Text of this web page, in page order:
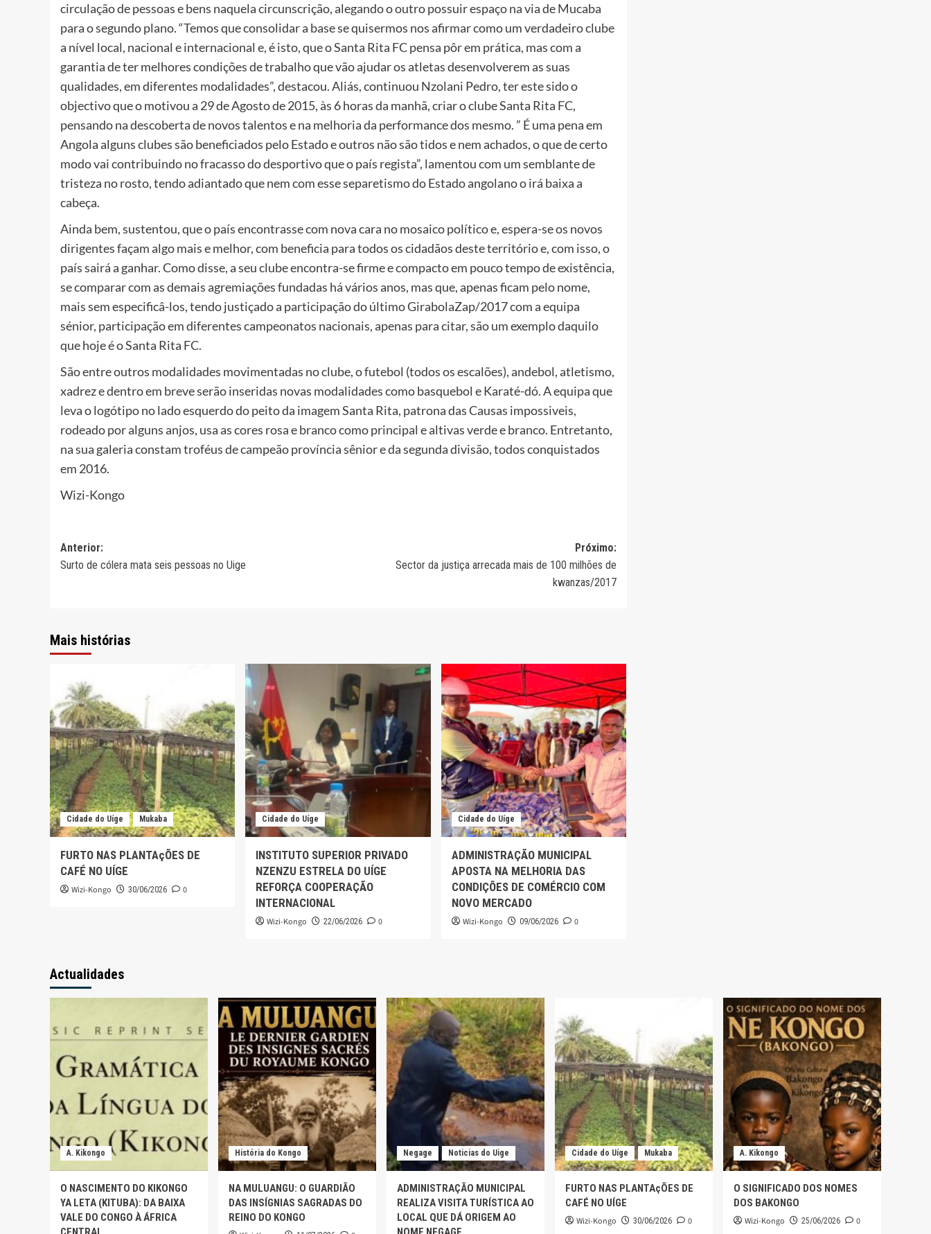
circulação de pessoas e bens naquela circunscrição, alegando o outro possuir espaço na via de Mucaba
para o segundo plano. “Temos que consolidar a base se quisermos nos afirmar como um verdadeiro clube
a nível local, nacional e internacional e, é isto, que o Santa Rita FC pensa pôr em prática, mas com a
garantia de ter melhores condições de trabalho que vão ajudar os atletas desenvolverem as suas
qualidades, em diferentes modalidades”, destacou. Aliás, continuou Nzolani Pedro, ter este sido o
objectivo que o motivou a 29 de Agosto de 2015, às 6 horas da manhã, criar o clube Santa Rita FC,
pensando na descoberta de novos talentos e na melhoria da performance dos mesmo. ” É uma pena em
Angola alguns clubes são beneficiados pelo Estado e outros não são tidos e nem achados, o que de certo
modo vai contribuindo no fracasso do desportivo que o país regista”, lamentou com um semblante de
tristeza no rosto, tendo adiantado que nem com esse separetismo do Estado angolano o irá baixa a
cabeça.
Ainda bem, sustentou, que o país encontrasse com nova cara no mosaico político e, espera-se os novos
dirigentes façam algo mais e melhor, com beneficia para todos os cidadãos deste território e, com isso, o
país sairá a ganhar. Como disse, a seu clube encontra-se firme e compacto em pouco tempo de existência,
se comparar com as demais agremiações fundadas há vários anos, mas que, apenas ficam pelo nome,
mais sem especificâ-los, tendo justiçado a participação do último GirabolaZap/2017 com a equipa
sénior, participação em diferentes campeonatos nacionais, apenas para citar, são um exemplo daquilo
que hoje é o Santa Rita FC.
São entre outros modalidades movimentadas no clube, o futebol (todos os escalões), andebol, atletismo,
xadrez e dentro em breve serão inseridas novas modalidades como basquebol e Karaté-dó. A equipa que
leva o logótipo no lado esquerdo do peito da imagem Santa Rita, patrona das Causas impossiveis,
rodeado por alguns anjos, usa as cores rosa e branco como principal e altivas verde e branco. Entretanto,
na sua galeria constam troféus de campeão província sênior e da segunda divisão, todos conquistados
em 2016.
Wizi-Kongo
Navegação
de
Anterior:
Surto de cólera mata seis pessoas no Uige
Próximo:
Sector da justiça arrecada mais de 100 milhões de
kwanzas/2017
Mais histórias
Cidade do Uíge Mukaba
FURTO NAS PLANTAçÕES DE
CAFÉ NO UÍGE
Wizi-Kongo 30/06/2026 0
Cidade do Uíge
INSTITUTO SUPERIOR PRIVADO
NZENZU ESTRELA DO UÍGE
REFORÇA COOPERAÇÃO
INTERNACIONAL
Wizi-Kongo 22/06/2026 0
Cidade do Uíge
ADMINISTRAÇÃO MUNICIPAL
APOSTA NA MELHORIA DAS
CONDIÇÕES DE COMÉRCIO COM
NOVO MERCADO
Wizi-Kongo 09/06/2026 0
Actualidades
A. Kikongo
O NASCIMENTO DO KIKONGO
YA LETA (KITUBA): DA BAIXA
VALE DO CONGO À ÁFRICA
História do Kongo
NA MULUANGU: O GUARDIÃO
DAS INSÍGNIAS SAGRADAS DO
REINO DO KONGO
Negage Noticias do Uige
ADMINISTRAÇÃO MUNICIPAL
REALIZA VISITA TURÍSTICA AO
LOCAL QUE DÁ ORIGEM AO
Cidade do Uíge Mukaba
FURTO NAS PLANTAçÕES DE
CAFÉ NO UÍGE
Wizi-Kongo 30/06/2026 0
A. Kikongo
O SIGNIFICADO DOS NOMES
DOS BAKONGO
Wizi-Kongo 25/06/2026 0